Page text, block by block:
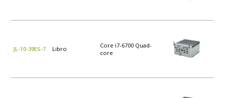
JL-10-39ES-7 Libro
Core i7-6700 Quad-
core